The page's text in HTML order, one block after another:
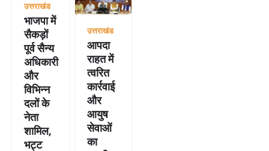
उत्तराखंड
भाजपा में
सैकड़ों
पूर्व सैन्य
अधिकारी
और
विभिन्न
दलों के
नेता
शामिल,
भट्ट
उत्तराखंड
आपदा
राहत में
त्वरित
कार्रवाई
और
आयुष
सेवाओं
का